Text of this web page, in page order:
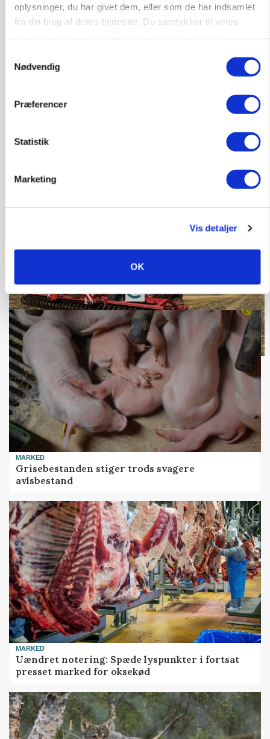
oplysninger, du har givet dem, eller som de har indsamlet
fra din brug af deres tjenester. Du samtykker til vores
Nødvendig
Præferencer
Statistik
Marketing
Vis detaljer
OK
Snart kan man søge tilskud til naturprojekter
Før såmaskinen kører: Her er efterårets største
Annonce
Loading...
MARKED
Grisebestanden stiger trods svagere
avlsbestand
MARKED
Uændret notering: Spæde lyspunkter i fortsat
presset marked for oksekød